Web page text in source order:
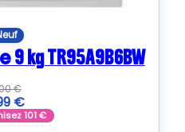
kg TR95A9B6BW
€
€
101€